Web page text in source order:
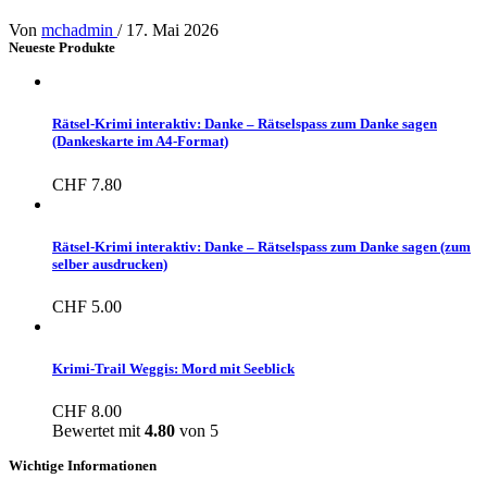
Von mchadmin / 17. Mai 2026
Neueste Produkte
Rätsel-Krimi interaktiv: Danke – Rätselspass zum Danke sagen
(Dankeskarte im A4-Format)
CHF 7.80
Rätsel-Krimi interaktiv: Danke – Rätselspass zum Danke sagen (zum
selber ausdrucken)
CHF 5.00
Krimi-Trail Weggis: Mord mit Seeblick
CHF 8.00
Bewertet mit 4.80 von 5
Wichtige Informationen